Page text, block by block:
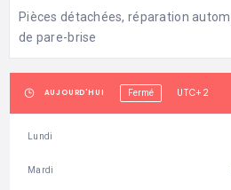
Pièces détachées, réparation
de pare-brise
AUJOURD'HUI Fermé UTC+2
Lundi
Mardi